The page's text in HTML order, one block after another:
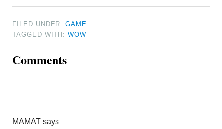
FILED UNDER:GAME
TAGGED WITH:WOW
Reader
Comments
MAMAT says